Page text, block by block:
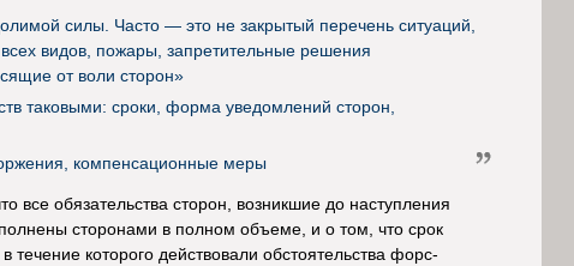
силы. Часто — это не закрытый перечень ситуаций,
видов, пожары, запретительные решения
от воли сторон»
таковыми: сроки, форма уведомлений сторон,
компенсационные меры
все обязательства сторон, возникшие до наступления
сторонами в полном объеме, и о том, что срок
которого действовали обстоятельства форс-